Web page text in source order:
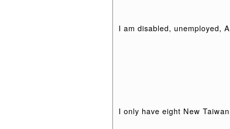
I am disabled, unemployed,
I only have eight New